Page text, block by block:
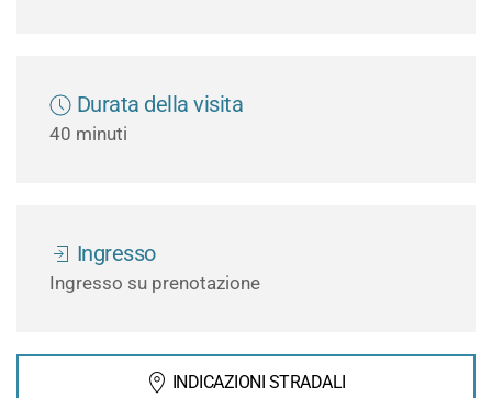
Durata della visita
40 minuti
Ingresso
Ingresso su prenotazione
INDICAZIONI STRADALI